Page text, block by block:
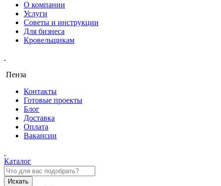
О компании
Услуги
Советы и инструкции
Для бизнеса
Кровельщикам
Пенза
Контакты
Готовые проекты
Блог
Доставка
Оплата
Вакансии
Каталог
Искать